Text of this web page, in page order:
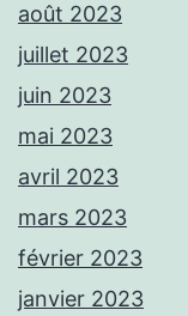
août 2023
juillet 2023
juin 2023
mai 2023
avril 2023
mars 2023
février 2023
janvier 2023